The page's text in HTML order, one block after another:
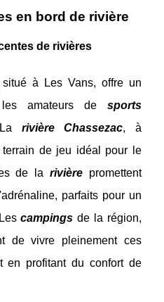
en bord de rivière
de rivières
à Les Vans, offre un
les amateurs de sports
rivière Chassezac, à
de jeu idéal pour le
de la rivièrepromettent
parfaits pour un
campings de la région,
de vivre pleinement ces
en profitant du confort de